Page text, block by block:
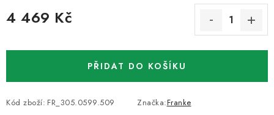
4 469 Kč
PŘIDAT DO KOŠÍKU
Kód zboží: FR_305.0599.509 Značka:Franke